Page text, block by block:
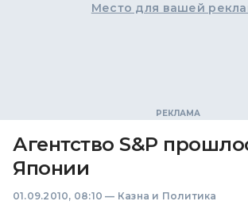
Место для вашей
Агентство S&P
Японии
01.09.2010, 08:10 — Казна и Политика